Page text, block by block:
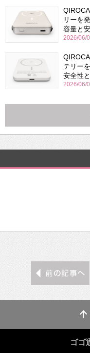
リーを
容量と
2026/06/
テリー
安全性
2026/06/
ゴゴ